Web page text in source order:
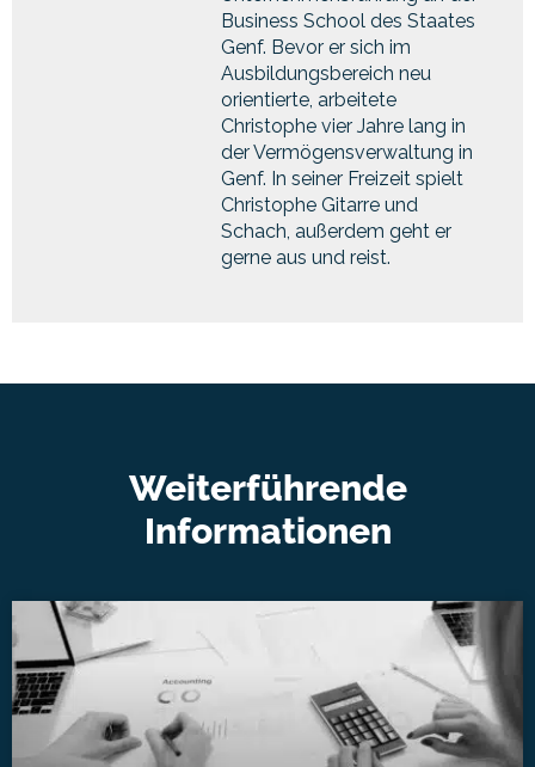
Business School des Staates
Genf. Bevor er sich im
Ausbildungsbereich neu
orientierte, arbeitete
Christophe vier Jahre lang in
der Vermögensverwaltung in
Genf. In seiner Freizeit spielt
Christophe Gitarre und
Schach, außerdem geht er
gerne aus und reist.
Weiterführende
Informationen